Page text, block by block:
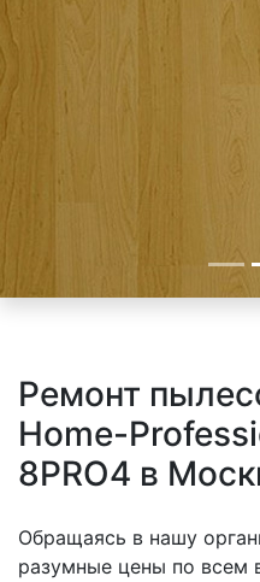
Ремонт
Home-
8PRO4 в
Обращаясь в нашу
разумные цены по всем